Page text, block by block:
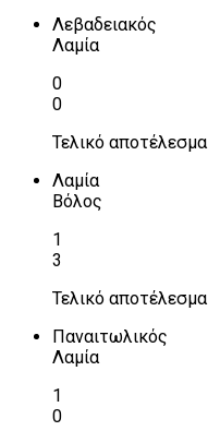
Λεβαδειακός
Λαμία
0
0
Τελικό αποτέλεσμα
Λαμία
Βόλος
1
3
Τελικό αποτέλεσμα
Παναιτωλικός
Λαμία
1
0